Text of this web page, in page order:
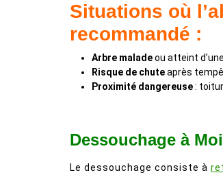
Situations où
recommandé :
Arbre maladeou atteint
Risque de chuteaprès
Proximité dangereuse:
Dessouchage à
Le dessouchage consiste à